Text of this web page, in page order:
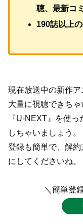
聴、最新コ
190誌以上
現在放送中の新作
大量に視聴できちゃ
『U-NEXT』を使
しちゃいましょう。
登録も簡単で、解約
にしてくださいね。
＼簡単登